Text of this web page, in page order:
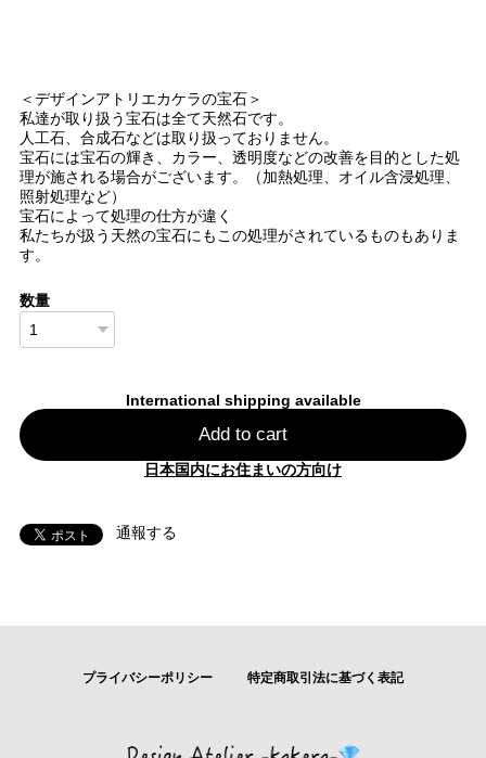
＜デザインアトリエカケラの宝石＞
私達が取り扱う宝石は全て天然石です。
人工石、合成石などは取り扱っておりません。
宝石には宝石の輝き、カラー、透明度などの改善を目的とした処
理が施される場合がございます。（加熱処理、オイル含浸処理、
照射処理など）
宝石によって処理の仕方が違く
私たちが扱う天然の宝石にもこの処理がされているものもありま
す。
数量
International shipping available
Add to cart
日本国内にお住まいの方向け
通報する
プライバシーポリシー 特定商取引法に基づく表記